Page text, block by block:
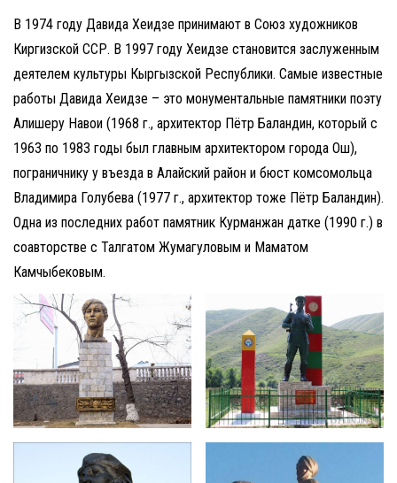
В 1974 году Давида Хеидзе принимают в Союз художников
Киргизской ССР. В 1997 году Хеидзе становится заслуженным
деятелем культуры Кыргызской Республики. Самые известные
работы Давида Хеидзе – это монументальные памятники поэту
Алишеру Навои (1968 г., архитектор Пётр Баландин, который с
1963 по 1983 годы был главным архитектором города Ош),
пограничнику у въезда в Алайский район и бюст комсомольца
Владимира Голубева (1977 г., архитектор тоже Пётр Баландин).
Одна из последних работ памятник Курманжан датке (1990 г.) в
соавторстве с Талгатом Жумагуловым и Маматом
Камчыбековым.